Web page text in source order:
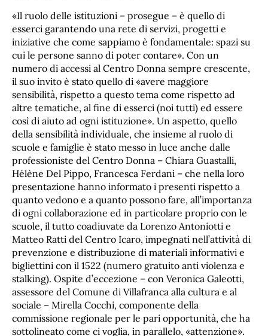
«Il ruolo delle istituzioni – prosegue – è quello di
esserci garantendo una rete di servizi, progetti e
iniziative che come sappiamo è fondamentale: spazi su
cui le persone sanno di poter contare». Con un
numero di accessi al Centro Donna sempre crescente,
il suo invito è stato quello di «avere maggiore
sensibilità, rispetto a questo tema come rispetto ad
altre tematiche, al fine di esserci (noi tutti) ed essere
così di aiuto ad ogni istituzione». Un aspetto, quello
della sensibilità individuale, che insieme al ruolo di
scuole e famiglie è stato messo in luce anche dalle
professioniste del Centro Donna – Chiara Guastalli,
Hélène Del Pippo, Francesca Ferdani – che nella loro
presentazione hanno informato i presenti rispetto a
quanto vedono e a quanto possono fare, all’importanza
di ogni collaborazione ed in particolare proprio con le
scuole, il tutto coadiuvate da Lorenzo Antoniotti e
Matteo Ratti del Centro Icaro, impegnati nell’attività di
prevenzione e distribuzione di materiali informativi e
bigliettini con il 1522 (numero gratuito anti violenza e
stalking). Ospite d’eccezione – con Veronica Galeotti,
assessore del Comune di Villafranca alla cultura e al
sociale – Mirella Cocchi, componente della
commissione regionale per le pari opportunità, che ha
sottolineato come ci voglia, in parallelo, «attenzione».